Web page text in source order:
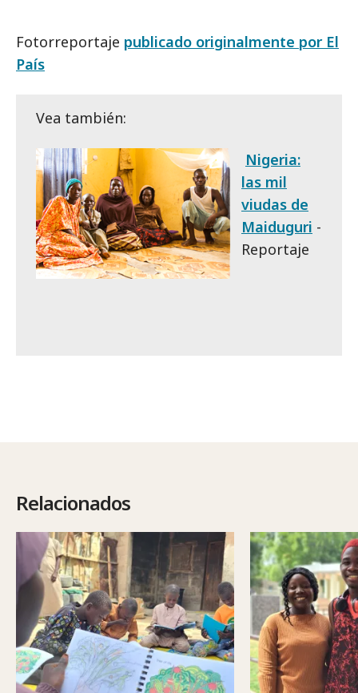
Fotorreportaje publicado originalmente por El
País
Vea también:
Nigeria:
las mil
viudas de
Maiduguri -
Reportaje
Relacionados